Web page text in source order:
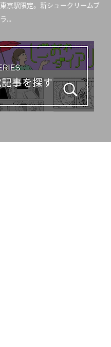
東京駅限定。新シュークリームブ
ラ...